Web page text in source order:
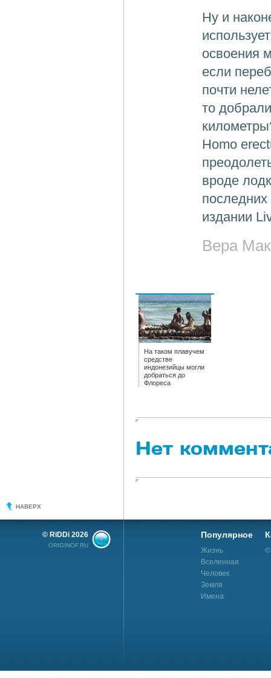
Ну и
освоения
если
почти
то
Homo
вроде
последних
издании
Вера
На таком плавучем
средстве
индонезийцы могли
добраться до
Флореса
Нет
НАВЕРХ
© RiDDi 2026
ORIGINOF.RU
Популярное
Жизнь
Вселенная
Человек
Земля
Имена
©